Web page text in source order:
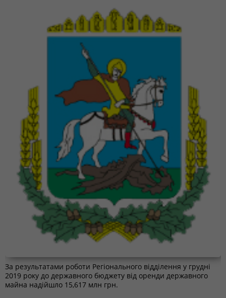
За результатами роботи Регіонального відділення у грудні
2019 року до державного бюджету від оренди державного
майна надійшло 15,617 млн грн.